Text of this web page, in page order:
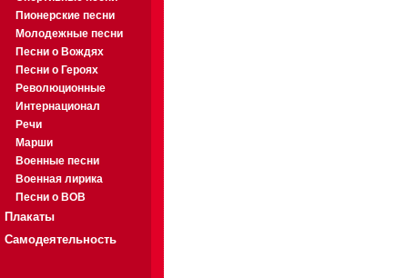
Пионерские песни
Молодежные песни
Песни о Вождях
Песни о Героях
Революционные
Интернационал
Речи
Марши
Военные песни
Военная лирика
Песни о ВОВ
Плакаты
Самодеятельность